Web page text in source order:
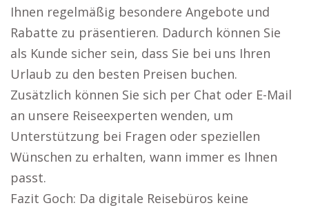
Ihnen regelmäßig besondere Angebote und
Rabatte zu präsentieren. Dadurch können Sie
als Kunde sicher sein, dass Sie bei uns Ihren
Urlaub zu den besten Preisen buchen.
Zusätzlich können Sie sich per Chat oder E-Mail
an unsere Reiseexperten wenden, um
Unterstützung bei Fragen oder speziellen
Wünschen zu erhalten, wann immer es Ihnen
passt.
Fazit Goch: Da digitale Reisebüros keine